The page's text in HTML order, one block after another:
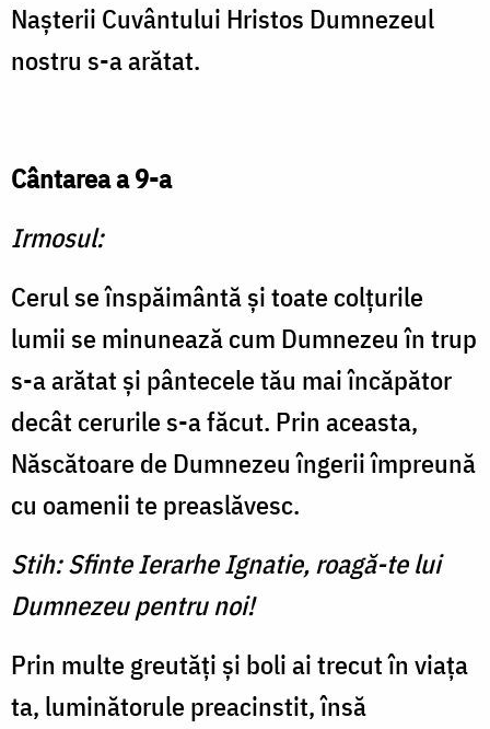
Nașterii Cuvântului Hristos Dumnezeul
nostru s-a arătat.
Cântarea a 9-a
Irmosul:
Cerul se înspăimântă și toate colțurile
lumii se minunează cum Dumnezeu în trup
s-a arătat și pântecele tău mai încăpător
decât cerurile s-a făcut. Prin aceasta,
Născătoare de Dumnezeu îngerii împreună
cu oamenii te preaslăvesc.
Stih: Sfinte Ierarhe Ignatie, roagă-te lui
Dumnezeu pentru noi!
Prin multe greutăți și boli ai trecut în viața
ta, luminătorule preacinstit, însă